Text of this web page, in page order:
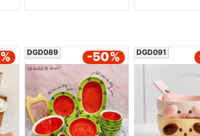
% DGD089 -50% DGD091